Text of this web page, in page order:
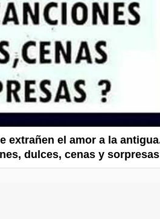
extrañen el amor a la
dulces, cenas y